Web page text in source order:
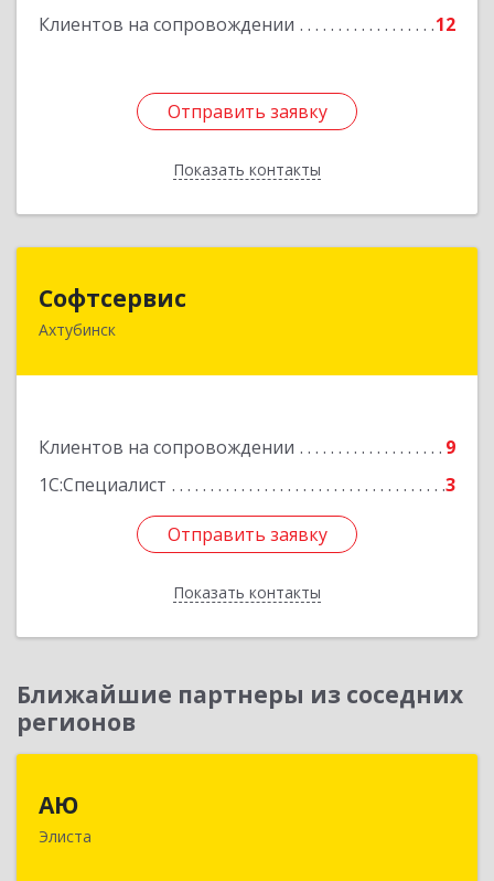
Клиентов на сопровождении 12
Отправить заявку
Показать контакты
Подробнее
Отправить заявку
Назад
Софтсервис
Ахтубинск
Клиентов на сопровождении
9
1С:Специалист
3
Отправить заявку
Показать контакты
416500, Астраханская обл, Ахтубинский р-н,
Отправить заявку
Назад
Ближайшие партнеры из соседних
регионов
АЮ
Элиста
358009, Калмыкия Респ, Элиста г, А.С.Пушкина